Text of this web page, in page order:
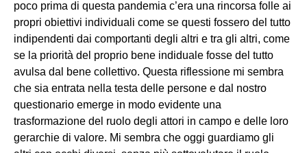
poco prima di questa pandemia c’era una rincorsa folle ai
propri obiettivi individuali come se questi fossero del tutto
indipendenti dai comportanti degli altri e tra gli altri, come
se la priorità del proprio bene indiduale fosse del tutto
avulsa dal bene collettivo. Questa riflessione mi sembra
che sia entrata nella testa delle persone e dal nostro
questionario emerge in modo evidente una
trasformazione del ruolo degli attori in campo e delle loro
gerarchie di valore. Mi sembra che oggi guardiamo gli